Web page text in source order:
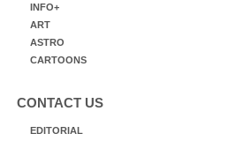
INFO+
ART
ASTRO
CARTOONS
CONTACT US
EDITORIAL